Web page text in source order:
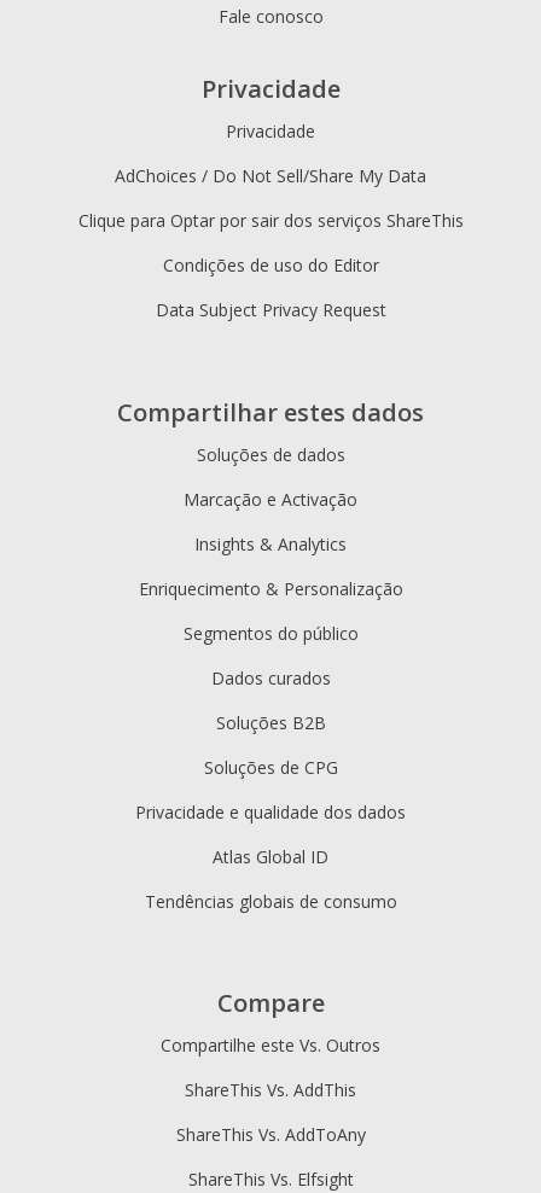
Compartilhar estes dados
Soluções de dados
Marcação e Activação
Insights & Analytics
Enriquecimento & Personalização
Segmentos do público
Dados curados
Soluções B2B
Soluções de CPG
Privacidade e qualidade dos dados
Atlas Global ID
Tendências globais de consumo
Fale conosco
Privacidade
Privacidade
AdChoices / Do Not Sell/Share My Data
Clique para Optar por sair dos serviços ShareThis
Condições de uso do Editor
Data Subject Privacy Request
Compare
Compartilhe este Vs. Outros
ShareThis Vs. AddThis
ShareThis Vs. AddToAny
ShareThis Vs. Elfsight